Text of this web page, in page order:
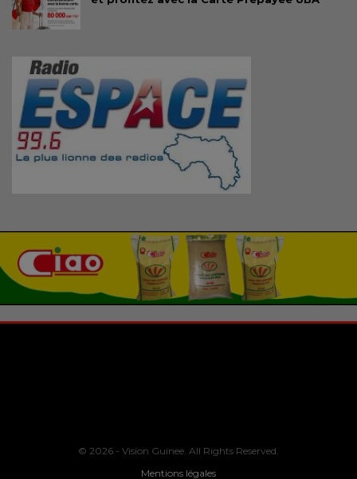
© 2026 - Vision Guinee. All Rights Reserved.
Mentions légales